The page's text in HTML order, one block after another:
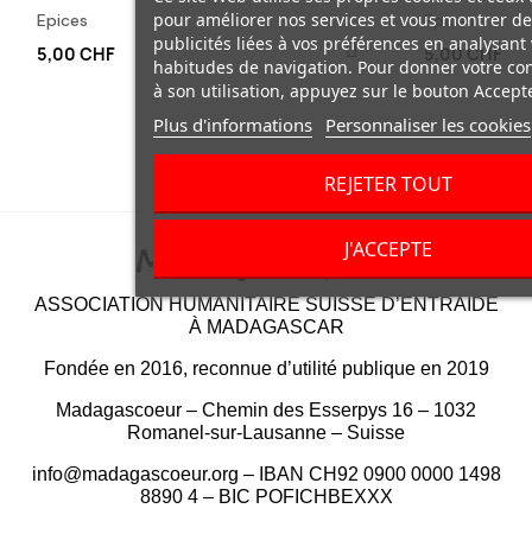
Epices
5,00 CHF
Epices
5,00 CHF
ASSOCIATION HUMANITAIRE SUISSE D’ENTRAIDE
À MADAGASCAR
Fondée en 2016, reconnue d’utilité publique en 2019
Madagascoeur – Chemin des Esserpys 16 – 1032
Romanel-sur-Lausanne – Suisse
info@madagascoeur.org – IBAN CH92 0900 0000 1498
8890 4 – BIC POFICHBEXXX
pour améliorer nos services et vous montrer
publicités liées à vos préférences en analysant
habitudes de navigation. Pour donner votre
à son utilisation, appuyez sur le bouton
Plus d'informations Personnaliser les cookies
REJETER TOUT
J'ACCEPTE